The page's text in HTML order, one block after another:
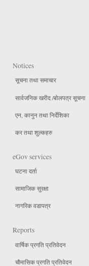
Notices
सूचना तथा समाचार
सार्वजनिक खरीद /बोलपत्र सूचना
एन, कानुन तथा निर्देशिका
कर तथा शुल्कहरु
eGov services
घटना दर्ता
सामाजिक सुरक्षा
नागरिक वडापत्र
Reports
वार्षिक प्रगति प्रतिवेदन
चौमासिक प्रगति प्रतिवेदन